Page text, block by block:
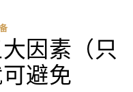
因素（只
避免